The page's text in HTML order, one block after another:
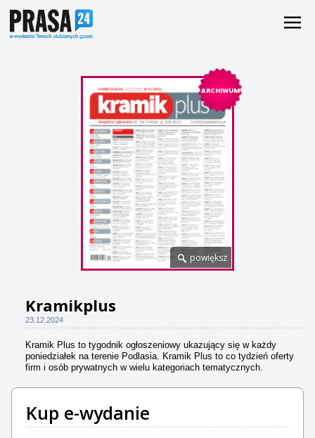
ARCHIWUM
powiększ
Kramikplus
23.12.2024
Kramik Plus to tygodnik ogłoszeniowy ukazujący się w każdy
poniedziałek na terenie Podlasia. Kramik Plus to co tydzień oferty
firm i osób prywatnych w wielu kategoriach tematycznych.
Kup e-wydanie